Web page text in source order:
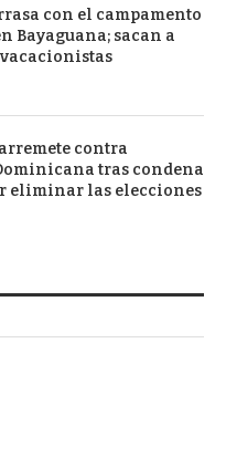
con el campamento
Bayaguana; sacan a
vacacionistas
contra
tras condena
eliminar las elecciones